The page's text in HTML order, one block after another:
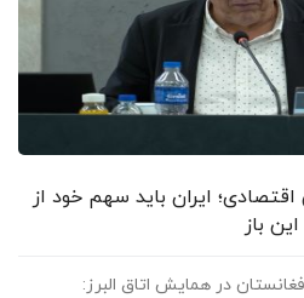
ایران باید سهم خود از
این باز
در همایش اتاق البرز: